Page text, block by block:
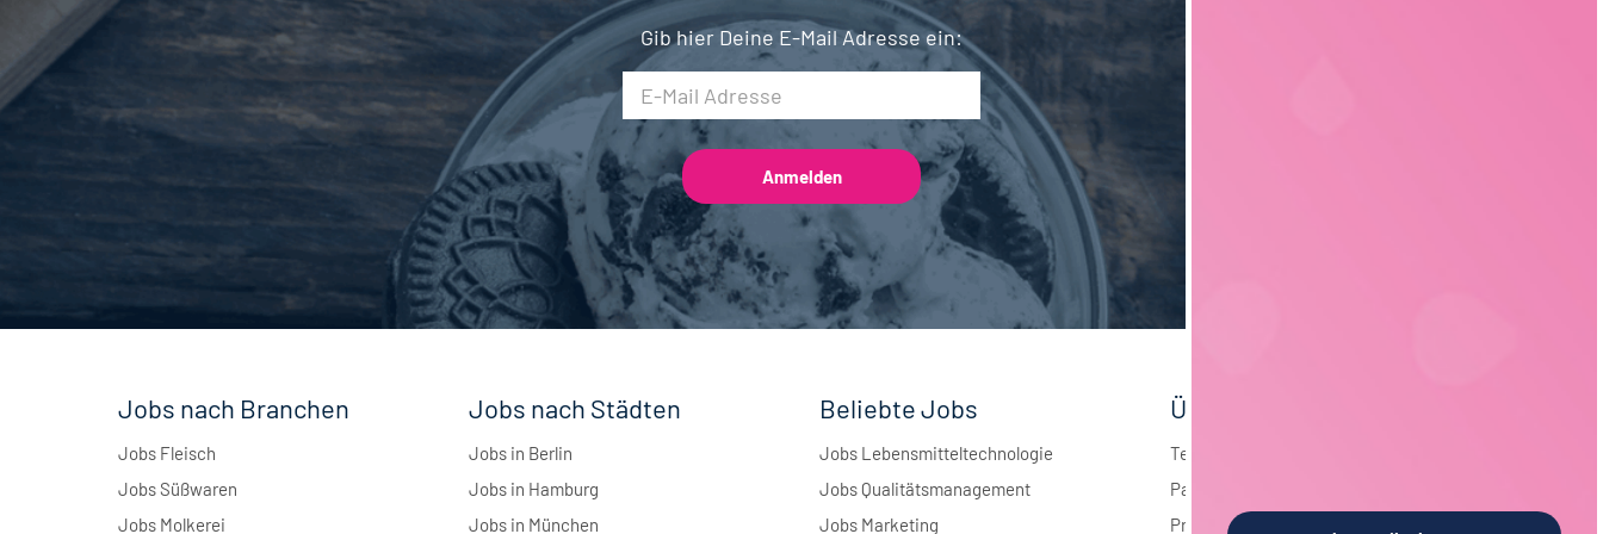
Andere
Gib hier Deine E-Mail Adresse ein:
Jobs nach Branchen
Jobs Fleisch
Jobs Süßwaren
Jobs Molkerei
Jobs nach Städten
Jobs in Berlin
Jobs in Hamburg
Jobs in München
Beliebte Jobs
Jobs Lebensmitteltechnologie
Jobs Qualitätsmanagement
Jobs Marketing
Über foodjobs
Team
Partner
Presse